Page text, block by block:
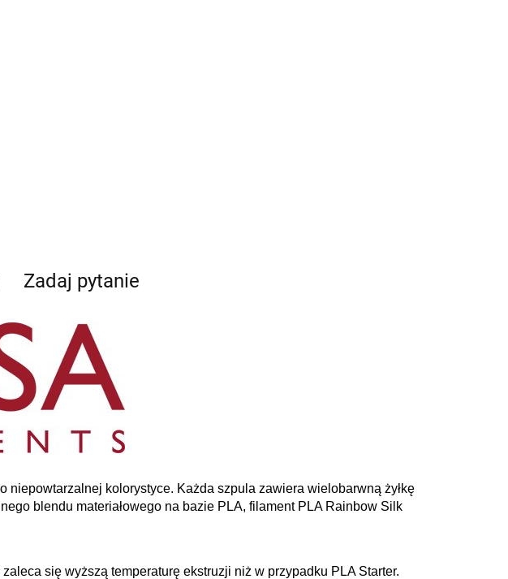
Zadaj pytanie
niepowtarzalnej kolorystyce. Każda szpula zawiera wielobarwną żyłkę
blendu materiałowego na bazie PLA, filament PLA Rainbow Silk
się wyższą temperaturę ekstruzji niż w przypadku PLA Starter.